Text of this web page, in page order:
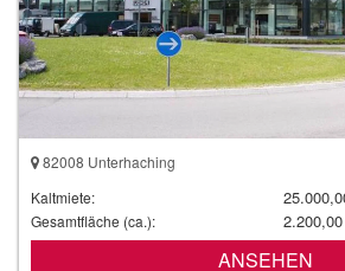
82008 Unterhaching
Kaltmiete:
Gesamtfläche (ca.): 2.200,00
ANSEHEN